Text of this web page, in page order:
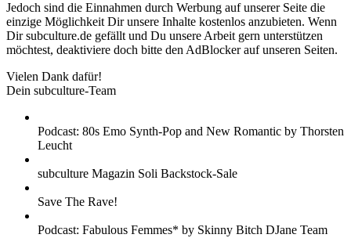
Jedoch sind die Einnahmen durch Werbung auf unserer Seite die
einzige Möglichkeit Dir unsere Inhalte kostenlos anzubieten. Wenn
Dir subculture.de gefällt und Du unsere Arbeit gern unterstützen
möchtest, deaktiviere doch bitte den AdBlocker auf unseren Seiten.
Vielen Dank dafür!
Dein subculture-Team
Podcast: 80s Emo Synth-Pop and New Romantic by Thorsten
Leucht
subculture Magazin Soli Backstock-Sale
Save The Rave!
Podcast: Fabulous Femmes* by Skinny Bitch DJane Team